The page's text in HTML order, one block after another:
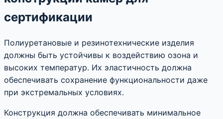
сертификации
Полиуретановые и резинотехнические изделия
должны быть устойчивы к воздействию озона и
высоких температур. Их эластичность должна
обеспечивать сохранение функциональности даже
при экстремальных условиях.
Конструкция должна обеспечивать минимальное